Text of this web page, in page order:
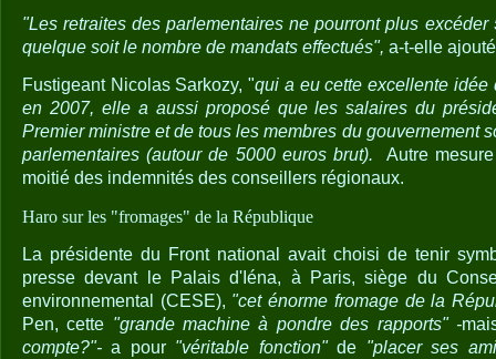
"Les retraites des parlementaires ne pourront plus
quelque soit le nombre de mandats effectués", a-t-elle
Fustigeant Nicolas Sarkozy, "qui a eu cette excellente idée
en 2007, elle a aussi proposé que les salaires du
Premier ministre et de tous les membres du gouvernement
parlementaires (autour de 5000 euros brut).
Autre
moitié des indemnités des conseillers régionaux.
Haro sur les "fromages" de la République
La présidente du Front national avait choisi de tenir
presse devant le Palais d'Iéna, à Paris, siège du
environnemental (CESE), "cet énorme fromage de la
Pen, cette "grande machine à pondre des rapports" -
compte?"- a pour "véritable fonction"de "placer ses